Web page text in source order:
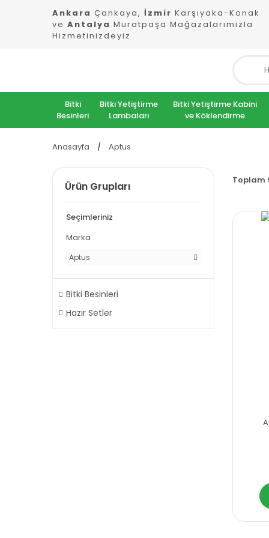
Ankara Çankaya, İzmir Karşıyaka-Konak
ve Antalya Muratpaşa Mağazalarımızla
Hizmetinizdeyiz
Bitki
Besinleri
Bitki Yetiştirme
Lambaları
Bitki Yetiştirme Kabini
ve Köklendirme
Anasayfa Aptus
Ürün Grupları
Seçimleriniz
Marka
Aptus
Bitki Besinleri
Hazır Setler
Toplam